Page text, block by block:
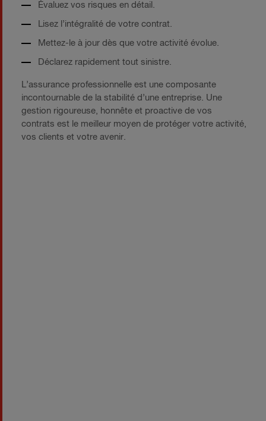
Évaluez vos risques en détail.
Lisez l’intégralité de votre contrat.
Mettez-le à jour dès que votre activité évolue.
Déclarez rapidement tout sinistre.
L’assurance professionnelle est une composante
incontournable de la stabilité d’une entreprise. Une
gestion rigoureuse, honnête et proactive de vos
contrats est le meilleur moyen de protéger votre activité,
vos clients et votre avenir.